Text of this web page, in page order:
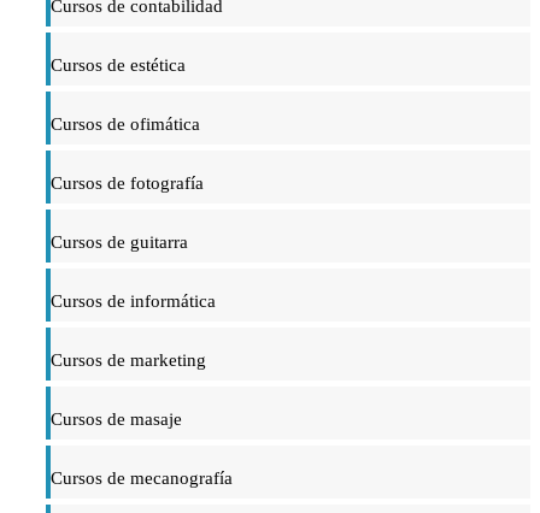
Cursos de contabilidad
Cursos de estética
Cursos de ofimática
Cursos de fotografía
Cursos de guitarra
Cursos de informática
Cursos de marketing
Cursos de masaje
Cursos de mecanografía